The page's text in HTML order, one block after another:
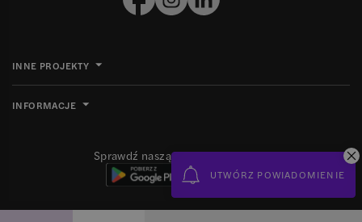
UTWÓRZ POWIADOMIENIE
INNE PROJEKTY
INFORMACJE
Sprawdź naszą aplikację mobilną